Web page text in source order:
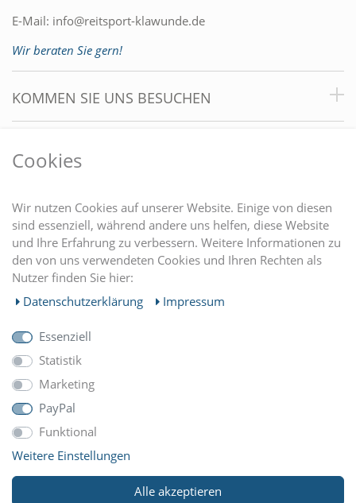
E-Mail: info@reitsport-klawunde.de
Wir beraten Sie gern!
KOMMEN SIE UNS BESUCHEN
EINKAUFEN
MEIN KONTO
UNTERNEHMEN
ZAHLUNGARTEN
WIR VERSCHICKEN MIT
Cookies
Wir nutzen Cookies auf unserer Website. Einige von diesen
sind essenziell, während andere uns helfen, diese Website
und Ihre Erfahrung zu verbessern. Weitere Informationen zu
den von uns verwendeten Cookies und Ihren Rechten als
Nutzer finden Sie hier:
Daten­schutz­erklärung
Impressum
Essenziell
Statistik
Marketing
PayPal
Funktional
Weitere Einstellungen
Alle akzeptieren